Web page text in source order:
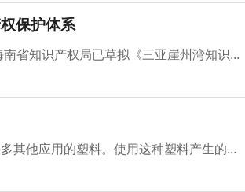
保护体系
省知识产权局已草拟《三亚崖州湾知识...
其他应用的塑料。使用这种塑料产生的...